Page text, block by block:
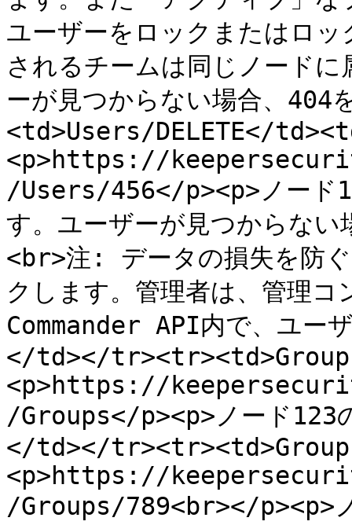
ユーザーをロックまたはロ
されるチームは同じノード
ーが見つからない場合、
<td>Users/DELETE</
<p>https://
/Users/456</p><p>ノード
す。ユーザーが見つからな
<br>注: データの損失を防
クします。管理者は、管理
Commander API内で、ユー
</td></
<p>https://
/Groups</p><p>ノード123
</td></
<p>https://
/Groups/789<br></p><p>